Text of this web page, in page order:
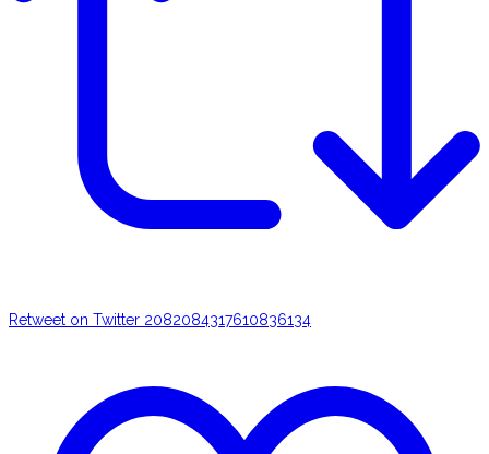
Retweet on Twitter 2082084317610836134